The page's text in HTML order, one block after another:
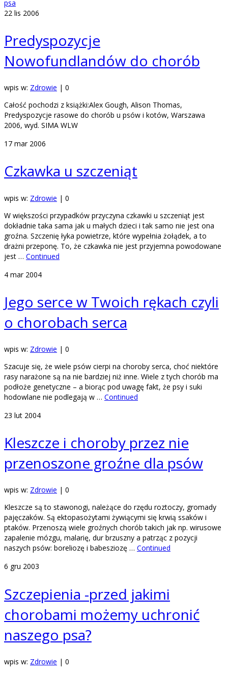
psa
22 lis 2006
Predyspozycje
Nowofundlandów do chorób
wpis w: Zdrowie | 0
Całość pochodzi z książki:Alex Gough, Alison Thomas,
Predyspozycje rasowe do chorób u psów i kotów, Warszawa
2006, wyd. SIMA WLW
17 mar 2006
Czkawka u szczeniąt
wpis w: Zdrowie | 0
W większości przypadków przyczyna czkawki u szczeniąt jest
dokładnie taka sama jak u małych dzieci i tak samo nie jest ona
groźna. Szczenię łyka powietrze, które wypełnia żołądek, a to
drażni przeponę. To, że czkawka nie jest przyjemna powodowane
jest … Continued
4 mar 2004
Jego serce w Twoich rękach czyli
o chorobach serca
wpis w: Zdrowie | 0
Szacuje się, że wiele psów cierpi na choroby serca, choć niektóre
rasy narażone są na nie bardziej niż inne. Wiele z tych chorób ma
podłoże genetyczne – a biorąc pod uwagę fakt, że psy i suki
hodowlane nie podlegają w … Continued
23 lut 2004
Kleszcze i choroby przez nie
przenoszone groźne dla psów
wpis w: Zdrowie | 0
Kleszcze są to stawonogi, należące do rzędu roztoczy, gromady
pajęczaków. Są ektopasożytami żywiącymi się krwią ssaków i
ptaków. Przenoszą wiele groźnych chorób takich jak np. wirusowe
zapalenie mózgu, malarię, dur brzuszny a patrząc z pozycji
naszych psów: boreliozę i babesziozę … Continued
6 gru 2003
Szczepienia -przed jakimi
chorobami możemy uchronić
naszego psa?
wpis w: Zdrowie | 0